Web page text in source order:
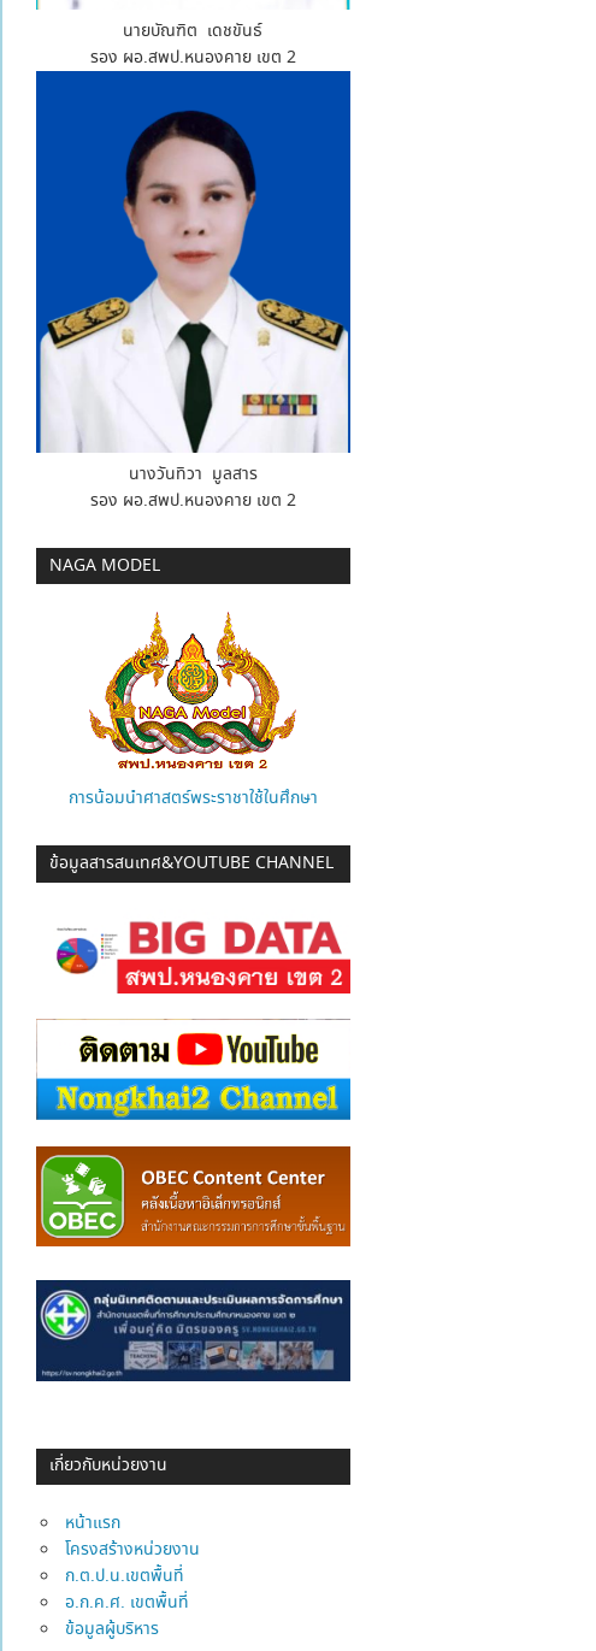
นายบัณฑิต เดชขันธ์
รอง ผอ.สพป.หนองคาย เขต 2
นางวันทิวา มูลสาร
รอง ผอ.สพป.หนองคาย เขต 2
NAGA MODEL
การน้อมนำศาสตร์พระราชาใช้ในศึกษา
ข้อมูลสารสนเทศ&YOUTUBE CHANNEL
เกี่ยวกับหน่วยงาน
หน้าแรก
โครงสร้างหน่วยงาน
ก.ต.ป.น.เขตพื้นที่
อ.ก.ค.ศ. เขตพื้นที่
ข้อมูลผู้บริหาร